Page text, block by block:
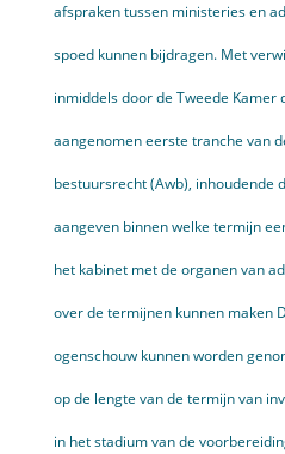
afspraken tussen ministeries en
spoed kunnen bijdragen. Met
inmiddels door de Tweede Kamer
aangenomen eerste tranche van
bestuursrecht (Awb), inhoudende
aangeven binnen welke termijn
het kabinet met de organen van
over de termijnen kunnen maken
ogenschouw kunnen worden
op de lengte van de termijn van
in het stadium van de